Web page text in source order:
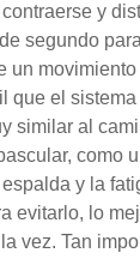
y
segundo
un
que el
similar al
como
y la
evitarlo, lo
vez. Tan